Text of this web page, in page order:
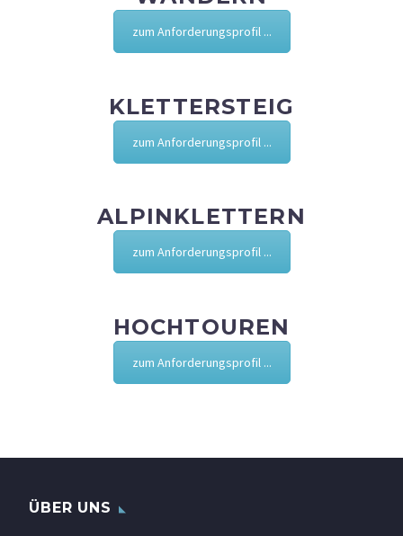
zum Anforderungsprofil ...
KLETTERSTEIG
zum Anforderungsprofil ...
ALPINKLETTERN
zum Anforderungsprofil ...
HOCHTOUREN
zum Anforderungsprofil ...
ÜBER UNS